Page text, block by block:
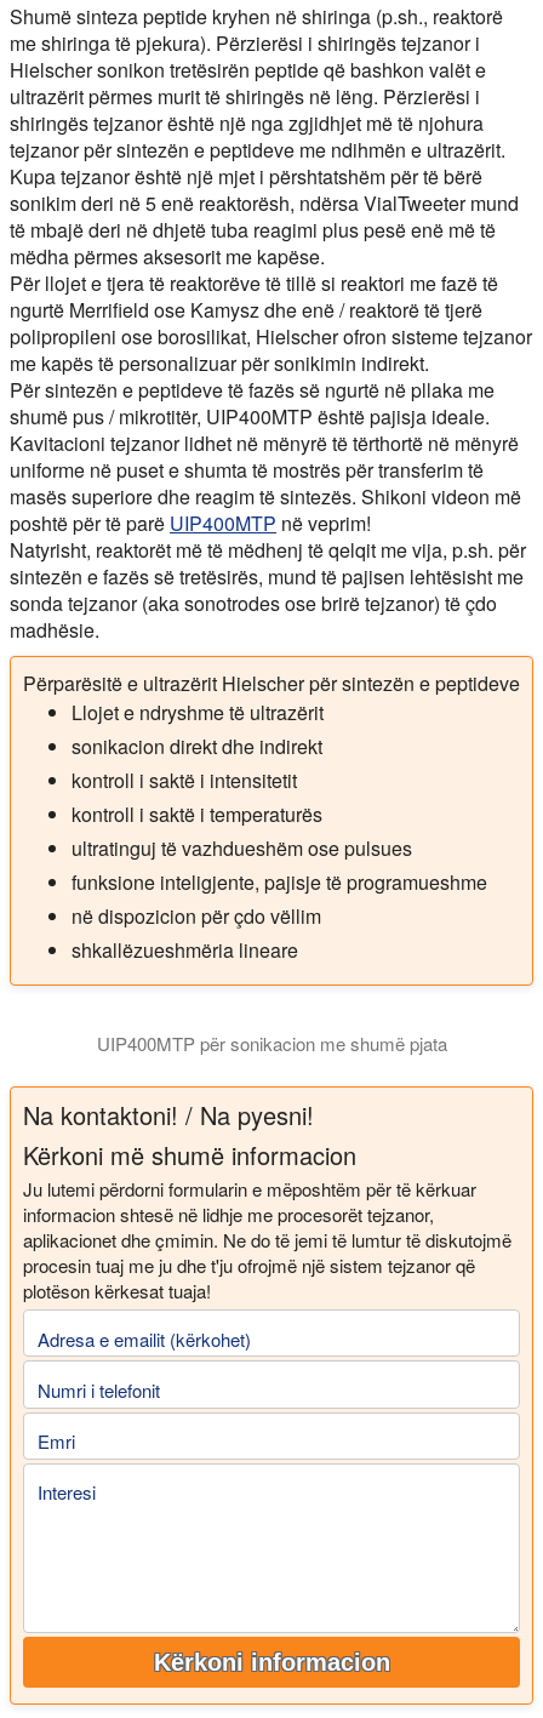
Shumë sinteza peptide kryhen në shiringa (p.sh., reaktorë
me shiringa të pjekura). Përzierësi i shiringës tejzanor i
Hielscher sonikon tretësirën peptide që bashkon valët e
ultrazërit përmes murit të shiringës në lëng. Përzierësi i
shiringës tejzanor është një nga zgjidhjet më të njohura
tejzanor për sintezën e peptideve me ndihmën e ultrazërit.
Kupa tejzanor është një mjet i përshtatshëm për të bërë
sonikim deri në 5 enë reaktorësh, ndërsa VialTweeter mund
të mbajë deri në dhjetë tuba reagimi plus pesë enë më të
mëdha përmes aksesorit me kapëse.
Për llojet e tjera të reaktorëve të tillë si reaktori me fazë të
ngurtë Merrifield ose Kamysz dhe enë / reaktorë të tjerë
polipropileni ose borosilikat, Hielscher ofron sisteme tejzanor
me kapës të personalizuar për sonikimin indirekt.
Për sintezën e peptideve të fazës së ngurtë në pllaka me
shumë pus / mikrotitër, UIP400MTP është pajisja ideale.
Kavitacioni tejzanor lidhet në mënyrë të tërthortë në mënyrë
uniforme në puset e shumta të mostrës për transferim të
masës superiore dhe reagim të sintezës. Shikoni videon më
poshtë për të parë UIP400MTP në veprim!
Natyrisht, reaktorët më të mëdhenj të qelqit me vija, p.sh. për
sintezën e fazës së tretësirës, mund të pajisen lehtësisht me
sonda tejzanor (aka sonotrodes ose brirë tejzanor) të çdo
madhësie.
Përparësitë e ultrazërit Hielscher për sintezën e peptideve
Llojet e ndryshme të ultrazërit
sonikacion direkt dhe indirekt
kontroll i saktë i intensitetit
kontroll i saktë i temperaturës
ultratinguj të vazhdueshëm ose pulsues
funksione inteligjente, pajisje të programueshme
në dispozicion për çdo vëllim
shkallëzueshmëria lineare
UIP400MTP për sonikacion me shumë pjata
Na kontaktoni! / Na pyesni!
Kërkoni më shumë informacion
Ju lutemi përdorni formularin e mëposhtëm për të kërkuar
informacion shtesë në lidhje me procesorët tejzanor,
aplikacionet dhe çmimin. Ne do të jemi të lumtur të diskutojmë
procesin tuaj me ju dhe t'ju ofrojmë një sistem tejzanor që
plotëson kërkesat tuaja!
Adresa e emailit (kërkohet)
Numri i telefonit
Emri
Interesi
Kërkoni informacion